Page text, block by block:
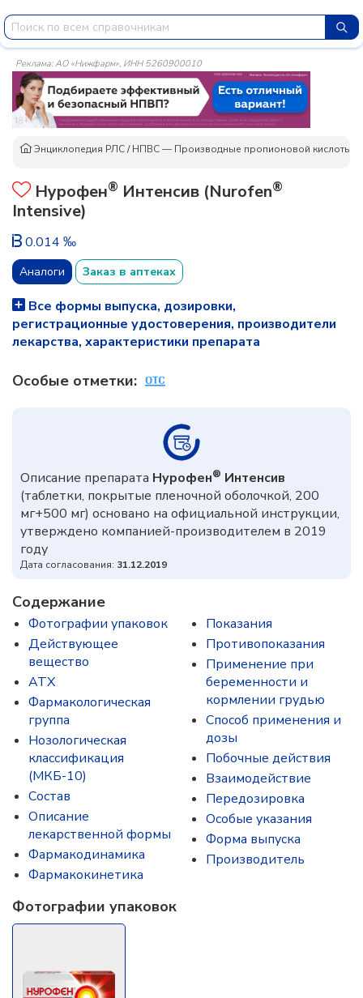
Реклама: АО «Нижфарм», ИНН 5260900010
Энциклопедия РЛС/НПВС — Производные пропионовой кислоты в
Нурофен® Интенсив (Nurofen®
Intensive)
0.014 ‰
Аналоги Заказ в аптеках
Все формы выпуска, дозировки,
регистрационные удостоверения, производители
лекарства, характеристики препарата
Особые отметки:
Описание препарата Нурофен® Интенсив
(таблетки, покрытые пленочной оболочкой, 200
мг+500 мг) основано на официальной инструкции,
утверждено компанией-производителем в 2019
году
Дата согласования: 31.12.2019
Содержание
Фотографии упаковок
Действующее
вещество
ATX
Фармакологическая
группа
Нозологическая
классификация
(МКБ-10)
Состав
Описание
лекарственной формы
Фармакодинамика
Фармакокинетика
Показания
Противопоказания
Применение при
беременности и
кормлении грудью
Способ применения и
дозы
Побочные действия
Взаимодействие
Передозировка
Особые указания
Форма выпуска
Производитель
Фотографии упаковок